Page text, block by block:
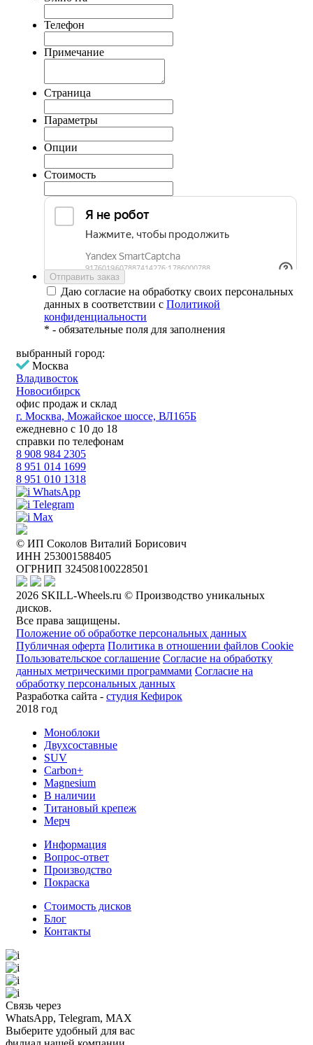
Телефон
Примечание
Страница
Параметры
Опции
Стоимость
Даю согласие на обработку своих персональных
данных в соответствии с Политикой
конфиденциальности
* - обязательные поля для заполнения
выбранный город:
Москва
Владивосток
Новосибирск
офис продаж и склад
г. Москва, Можайское шоссе, ВЛ165Б
ежедневно с 10 до 18
справки по телефонам
8 908 984 2305
8 951 014 1699
8 951 010 1318
WhatsApp
Telegram
Max
© ИП Соколов Виталий Борисович
ИНН 253001588405
ОГРНИП 324508100228501
2026 SKILL-Wheels.ru © Производство уникальных
дисков.
Все права защищены.
Положение об обработке персональных данных
Публичная оферта Политика в отношении файлов Cookie
Пользовательское соглашение Согласие на обработку
данных метрическими программами Согласие на
обработку персональных данных
Разработка сайта - студия Кефирок
2018 год
Моноблоки
Двухсоставные
SUV
Carbon+
Magnesium
В наличии
Титановый крепеж
Мерч
Информация
Вопрос-ответ
Производство
Покраска
Стоимость дисков
Блог
Контакты
Связь через
WhatsApp, Telegram, MAX
Выберите удобный для вас